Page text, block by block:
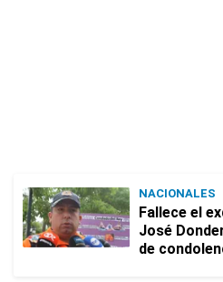
NACIONALES
Fallece el
José
de